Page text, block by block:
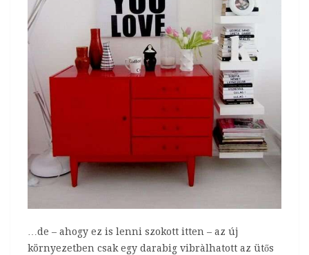
…de – ahogy ez is lenni szokott itten – az új
környezetben csak egy darabig vibràlhatott az ütős